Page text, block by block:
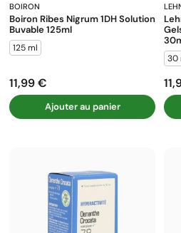
BOIRON
Boiron Ribes Nigrum 1DH Solution
Buvable 125ml
125 ml
Prix
11,99 €
Ajouter au panier
30